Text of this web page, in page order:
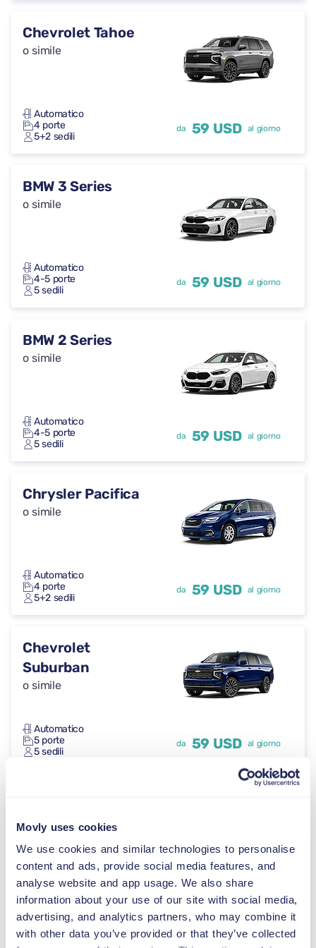
Movly uses cookies
We use cookies and similar technologies to personalise
content and ads, provide social media features, and
analyse website and app usage. We also share
information about your use of our site with social media,
advertising, and analytics partners, who may combine it
with other data you’ve provided or that they’ve collected
Chevrolet Tahoe
o simile
Automatico
4 porte
5+2 sedili
da 59 USD al giorno
BMW 3 Series
o simile
Automatico
4-5 porte
5 sedili
da 59 USD al giorno
BMW 2 Series
o simile
Automatico
4-5 porte
5 sedili
da 59 USD al giorno
Chrysler Pacifica
o simile
Automatico
4 porte
5+2 sedili
da 59 USD al giorno
Chevrolet
Suburban
o simile
Automatico
5 porte
5 sedili
da 59 USD al giorno
Automatico
5 porte
5+2 sedili
da 59 USD al giorno